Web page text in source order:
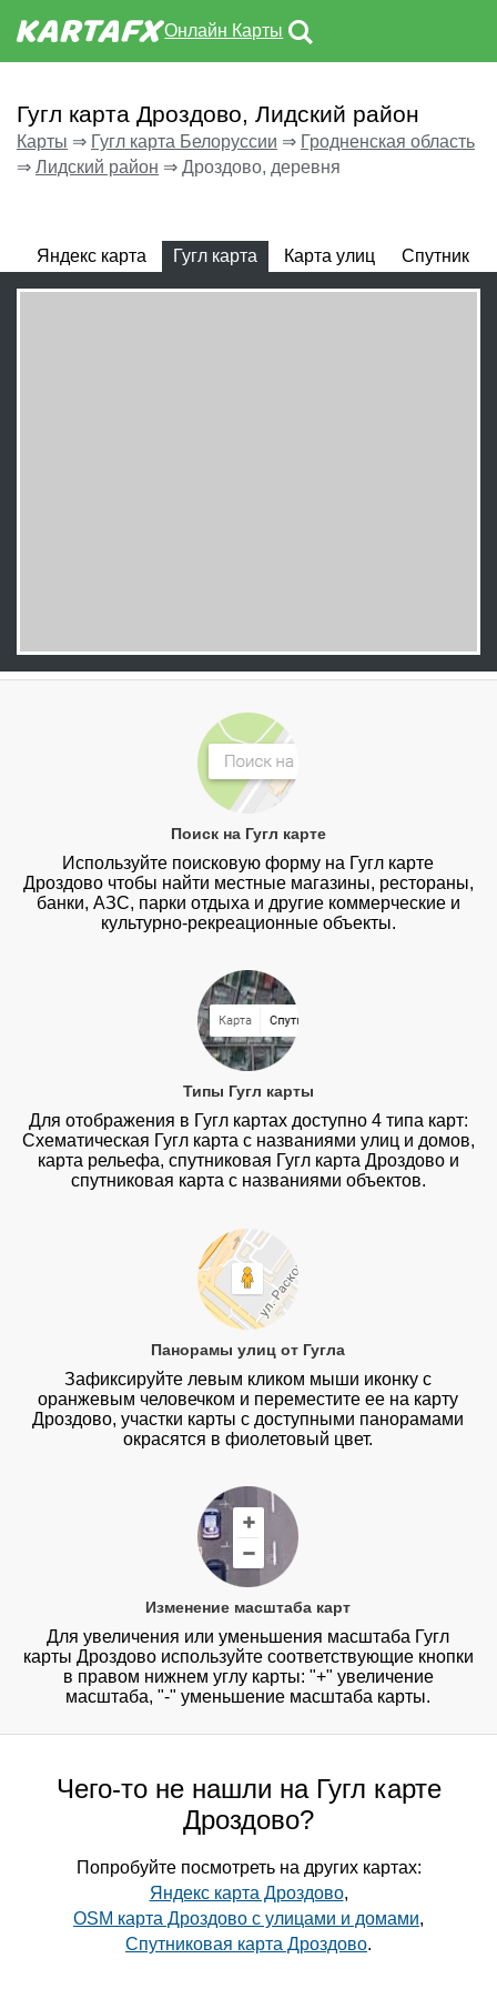
Онлайн Карты
Гугл карта Дроздово, Лидский район
Карты ⇒ Гугл карта Белоруссии ⇒ Гродненская область
⇒ Лидский район ⇒ Дроздово, деревня
Яндекс карта Гугл карта Карта улиц Спутник
Поиск на Гугл карте
Используйте поисковую форму на Гугл карте
Дроздово чтобы найти местные магазины, рестораны,
банки, АЗС, парки отдыха и другие коммерческие и
культурно-рекреационные объекты.
Типы Гугл карты
Для отображения в Гугл картах доступно 4 типа карт:
Схематическая Гугл карта с названиями улиц и домов,
карта рельефа, спутниковая Гугл карта Дроздово и
спутниковая карта с названиями объектов.
Панорамы улиц от Гугла
Зафиксируйте левым кликом мыши иконку с
оранжевым человечком и переместите ее на карту
Дроздово, участки карты с доступными панорамами
окрасятся в фиолетовый цвет.
Изменение масштаба карт
Для увеличения или уменьшения масштаба Гугл
карты Дроздово используйте соответствующие кнопки
в правом нижнем углу карты: "+" увеличение
масштаба, "-" уменьшение масштаба карты.
Чего-то не нашли на Гугл карте
Дроздово?
Попробуйте посмотреть на других картах:
Яндекс карта Дроздово,
OSM карта Дроздово с улицами и домами,
Спутниковая карта Дроздово.